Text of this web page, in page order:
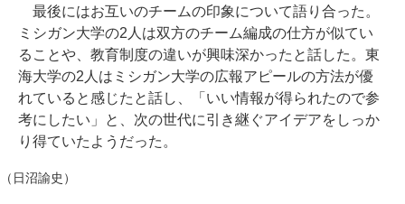
最後にはお互いのチームの印象について語り合った。
ミシガン大学の2人は双方のチーム編成の仕方が似てい
ることや、教育制度の違いが興味深かったと話した。東
海大学の2人はミシガン大学の広報アピールの方法が優
れていると感じたと話し、「いい情報が得られたので参
考にしたい」と、次の世代に引き継ぐアイデアをしっか
り得ていたようだった。
（日沼諭史）